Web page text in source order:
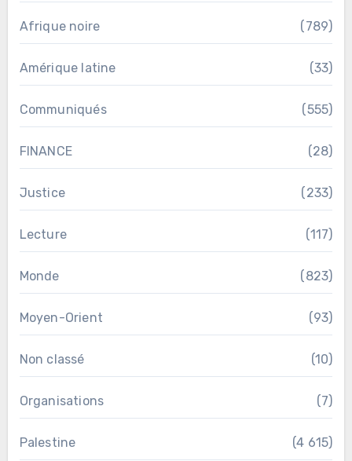
Afrique noire (789)
Amérique latine (33)
Communiqués (555)
FINANCE (28)
Justice (233)
Lecture (117)
Monde (823)
Moyen-Orient (93)
Non classé (10)
Organisations (7)
Palestine (4 615)